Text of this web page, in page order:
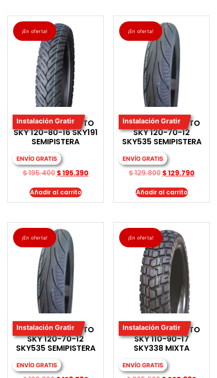
¡En oferta!
Instalación Gratis
LLANTA PARA MOTO
SKY 120-80-16 SKY191
SEMIPISTERA
ENVÍO GRATIS
$195.400 $195.390
Añadir al carrito
¡En oferta!
Instalación Gratis
LLANTA PARA MOTO
SKY 120-70-12
SKY535 SEMIPISTERA
ENVÍO GRATIS
$129.800 $129.790
Añadir al carrito
¡En oferta!
Instalación Gratis
LLANTA PARA MOTO
SKY 120-70-12
SKY535 SEMIPISTERA
ENVÍO GRATIS
¡En oferta!
Instalación Gratis
LLANTA PARA MOTO
SKY 110-90-17
SKY338 MIXTA
ENVÍO GRATIS